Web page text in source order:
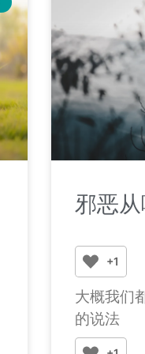
邪恶
+1
大概我们
的说法